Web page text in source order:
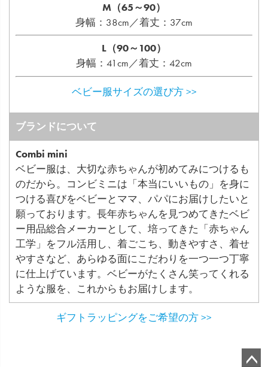
M（65～90）
身幅：38cm／着丈：37cm
L（90～100）
身幅：41cm／着丈：42cm
ベビー服サイズの選び方 >>
ブランドについて
Combi mini
ベビー服は、大切な赤ちゃんが初めてみにつけるも
のだから。コンビミニは「本当にいいもの」を身に
つける喜びをベビーとママ、パパにお届けしたいと
願っております。長年赤ちゃんを見つめてきたベビ
ー用品総合メーカーとして、培ってきた「赤ちゃん
工学」をフル活用し、着ごこち、動きやすさ、着せ
やすさなど、あらゆる面にこだわりを一つ一つ丁寧
に仕上げています。ベビーがたくさん笑ってくれる
ような服を、これからもお届けします。
ギフトラッピングをご希望の方 >>